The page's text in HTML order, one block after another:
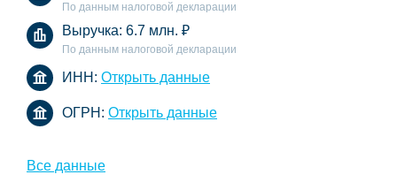
По данным налоговой декларации
Выручка: 6.7 млн. ₽
По данным налоговой декларации
ИНН: Открыть данные
ОГРН: Открыть данные
Все данные